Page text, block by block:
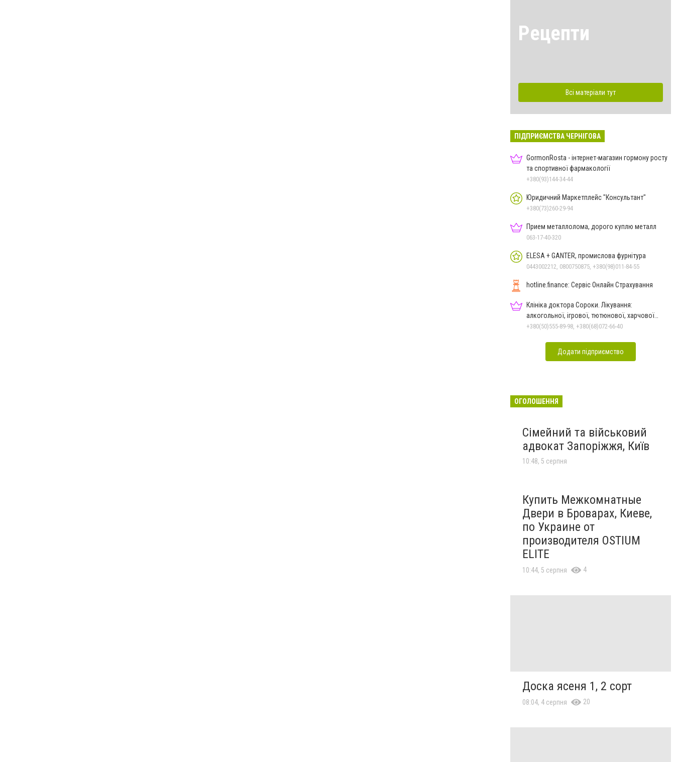
Рецепти
Всі матеріали тут
ПІДПРИЄМСТВА ЧЕРНІГОВА
GormonRosta - інтернет-магазин гормону росту
та спортивної фармакології
+380(93)144-34-44
Юридичний Маркетплейс "Консультант"
+380(73)260-29-94
Прием металлолома, дорого куплю металл
063-17-40-320
ELESA + GANTER, промислова фурнітура
0443002212, 0800750875, +380(98)011-84-55
hotline.finance: Сервіс Онлайн Страхування
Клініка доктора Сороки. Лікування:
алкогольної, ігрової, тютюнової, харчової
залежностей, неврозів т
+380(50)555-89-98, +380(68)072-66-40
Додати підприємство
ОГОЛОШЕННЯ
Сімейний та військовий
адвокат Запоріжжя, Київ
10:48, 5 серпня
Купить Межкомнатные
Двери в Броварах, Киеве,
по Украине от
производителя OSTIUM
ELITE
10:44, 5 серпня 4
Доска ясеня 1, 2 сорт
08:04, 4 серпня 20